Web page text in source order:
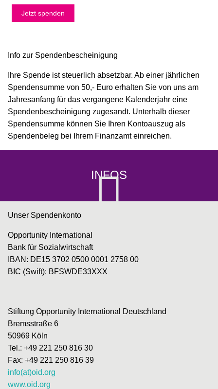
Info zur Spendenbescheinigung
Ihre Spende ist steuerlich absetzbar. Ab einer jährlichen
Spendensumme von 50,- Euro erhalten Sie von uns am
Jahresanfang für das vergangene Kalenderjahr eine
Spendenbescheinigung zugesandt. Unterhalb dieser
Spendensumme können Sie Ihren Kontoauszug als
Spendenbeleg bei Ihrem Finanzamt einreichen.
INFOS
Unser Spendenkonto
Opportunity International
Bank für Sozialwirtschaft
IBAN: DE15 3702 0500 0001 2758 00
BIC (Swift): BFSWDE33XXX
Stiftung Opportunity International Deutschland
Bremsstraße 6
50969 Köln
Tel.: +49 221 250 816 30
Fax: +49 221 250 816 39
info(at)oid.org
www.oid.org